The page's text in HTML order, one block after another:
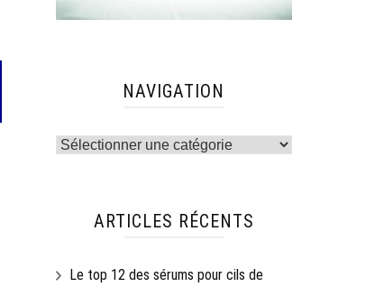
NAVIGATION
Navigation
ARTICLES RÉCENTS
Le top 12 des sérums pour cils de